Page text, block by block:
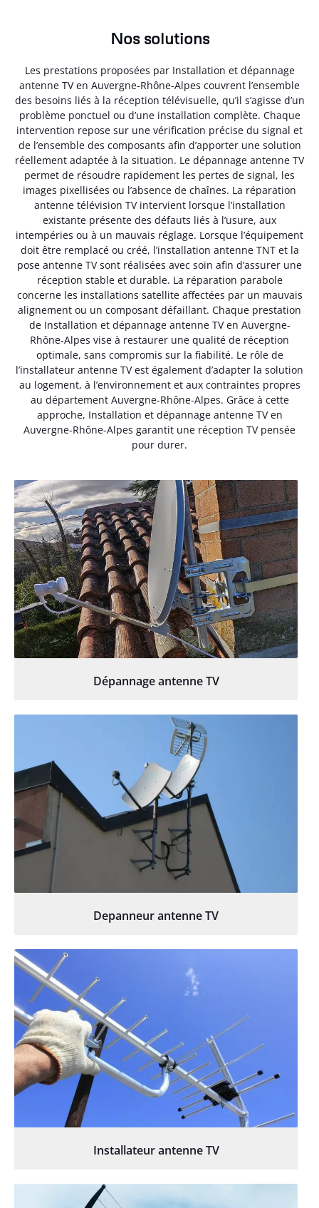
Nos solutions
Les prestations proposées par Installation et dépannage
antenne TV en Auvergne-Rhône-Alpes couvrent l’ensemble
des besoins liés à la réception télévisuelle, qu’il s’agisse d’un
problème ponctuel ou d’une installation complète. Chaque
intervention repose sur une vérification précise du signal et
de l’ensemble des composants afin d’apporter une solution
réellement adaptée à la situation. Le dépannage antenne TV
permet de résoudre rapidement les pertes de signal, les
images pixellisées ou l’absence de chaînes. La réparation
antenne télévision TV intervient lorsque l’installation
existante présente des défauts liés à l’usure, aux
intempéries ou à un mauvais réglage. Lorsque l’équipement
doit être remplacé ou créé, l’installation antenne TNT et la
pose antenne TV sont réalisées avec soin afin d’assurer une
réception stable et durable. La réparation parabole
concerne les installations satellite affectées par un mauvais
alignement ou un composant défaillant. Chaque prestation
de Installation et dépannage antenne TV en Auvergne-
Rhône-Alpes vise à restaurer une qualité de réception
optimale, sans compromis sur la fiabilité. Le rôle de
l’installateur antenne TV est également d’adapter la solution
au logement, à l’environnement et aux contraintes propres
au département Auvergne-Rhône-Alpes. Grâce à cette
approche, Installation et dépannage antenne TV en
Auvergne-Rhône-Alpes garantit une réception TV pensée
pour durer.
Dépannage antenne TV
Depanneur antenne TV
Installateur antenne TV